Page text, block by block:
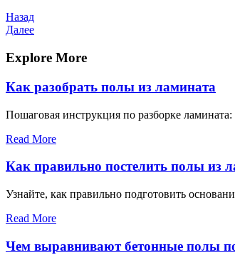
Навигация
по
записям
Предыдущая
запись
Назад
Следующая
Далее
Explore More
Как разобрать полы из ламината
Пошаговая инструкция по разборке
Read More
Как правильно постелить полы из
Узнайте, как правильно подготовить
Read More
Чем выравнивают бетонные полы